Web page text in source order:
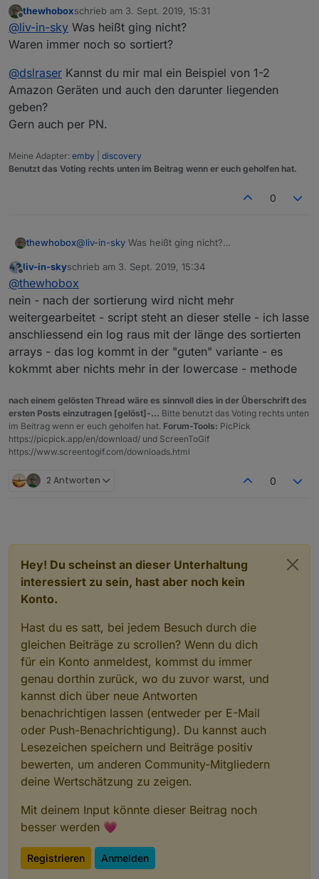
if (alpha.hostname.toLowerCase() <
        return -1;
if (alpha.hostname.toLowerCase() >
        return 1;
      return 0;
@dslrasersagte inUnifi WLAN Script
fangen alle mit einem kleinen Buchstaben
an, wahrscheinlich passt die Sortierung
if (alpha.hostname.toLowerCase() <
        return -1;
kenn ich - aber leider geht's nicht - habe ich gestern
Offline
thewhoboxschrieb am 3. Sept. 2019, 15:31
zuletzt editiert von
@liv-in-sky Was heißt ging nicht?
Waren immer noch so sortiert?
@dslraser Kannst du mir mal ein Beispiel von 1-2
Amazon Geräten und auch den darunter liegenden
geben?
Gern auch per PN.
Meine Adapter: emby
discovery
Benutzt das Voting rechts unten im Beitrag wenn er euch geholfen hat.
0
thewhobox@liv-in-sky Was heißt ging nicht?
@dslraserKannst du mir mal ein Beispiel von 1-2
Amazon Geräten und auch den darunter liegenden
geben?
Gern auch per PN.
Offline
liv-in-skyschrieb am 3. Sept. 2019, 15:34
zuletzt editiert von
@thewhobox
nein - nach der sortierung wird nicht mehr
weitergearbeitet - script steht an dieser stelle - ich lasse
anschliessend ein log raus mit der länge des sortierten
arrays - das log kommt in der "guten" variante - es
kokmmt aber nichts mehr in der lowercase - methode
nach einem gelösten Thread wäre es sinnvoll dies in der Überschrift des
ersten Posts einzutragen [gelöst]-... Bitte benutzt das Voting rechts unten
im Beitrag wenn er euch geholfen hat. Forum-Tools: PicPick
https://picpick.app/en/download/ und ScreenToGif
https://www.screentogif.com/downloads.html
2 Antworten 0
Hey! Du scheinst an dieser Unterhaltung
interessiert zu sein, hast aber noch kein
Konto.
Hast du es satt, bei jedem Besuch durch die
gleichen Beiträge zu scrollen? Wenn du dich
für ein Konto anmeldest, kommst du immer
genau dorthin zurück, wo du zuvor warst, und
kannst dich über neue Antworten
benachrichtigen lassen (entweder per E-Mail
oder Push-Benachrichtigung). Du kannst auch
Lesezeichen speichern und Beiträge positiv
bewerten, um anderen Community-Mitgliedern
deine Wertschätzung zu zeigen.
Mit deinem Input könnte dieser Beitrag noch
besser werden 💗
Registrieren Anmelden